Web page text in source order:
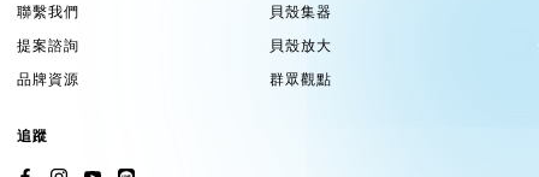
聯繫我們
提案諮詢
品牌資源
貝殼集器
貝殼放大
群眾觀點
追蹤